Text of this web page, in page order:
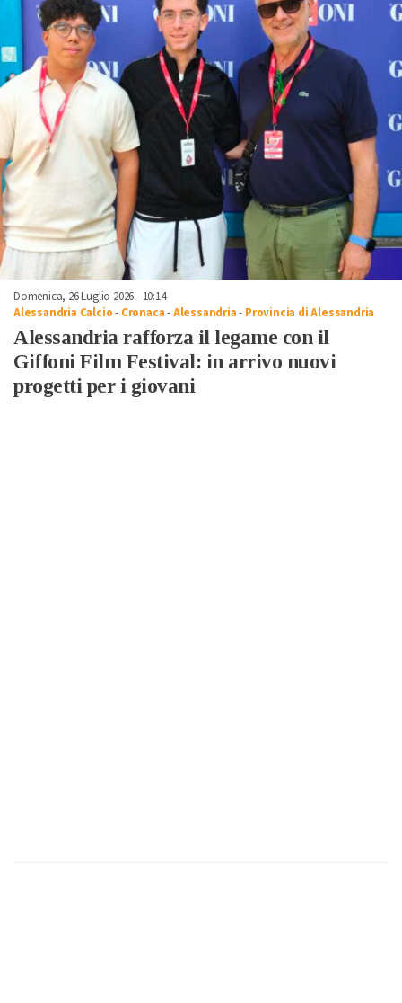
Domenica, 26 Luglio 2026 - 10:14
Alessandria Calcio- Cronaca-Alessandria- Provincia di Alessandria
Alessandria rafforza il legame con il
Giffoni Film Festival: in arrivo nuovi
progetti per i giovani